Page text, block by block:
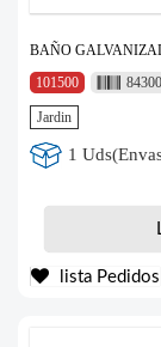
BAÑO
101500
Jardin
1
lista Pedidos